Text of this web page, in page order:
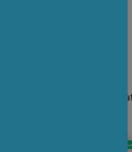
ufanar do Brasil: a